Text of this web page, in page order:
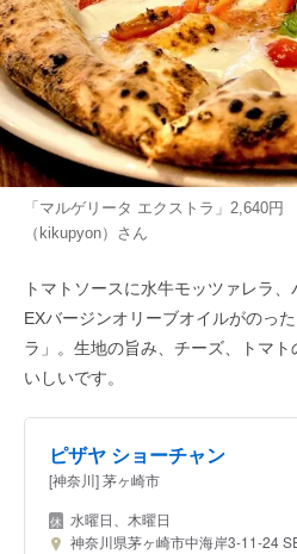
「マルゲリータ エクストラ」2,640円
（kikupyon） さん
トマトソースに水牛モッツァレラ、
EXバージンオリーブオイルがのっ
ラ」。生地の旨み、チーズ、トマ
いしいです。
ピザヤ ショーチャン
[神奈川] 茅ヶ崎市
水曜日、木曜日
神奈川県茅ヶ崎市中海岸3-11-24